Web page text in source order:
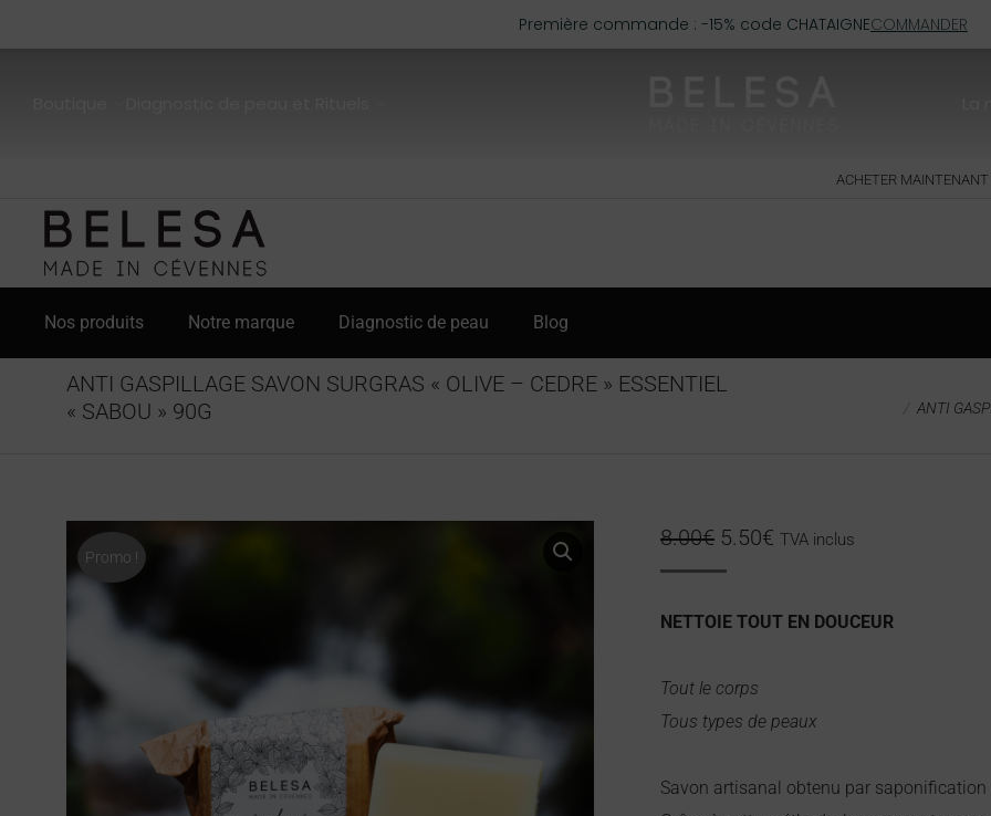
Première commande : -15% code CHATAIGNECOMMANDER
ACHETER MAINTENANT
Nos produits Notre marque Diagnostic de peau Blog
ANTI GASPILLAGE SAVON SURGRAS « OLIVE – CEDRE » ESSENTIEL
« SABOU » 90G
ANTI
Promo !
8.00€ 5.50€ TVA inclus
NETTOIE TOUT EN DOUCEUR
Tout le corps
Tous types de peaux
Savon artisanal obtenu par saponification